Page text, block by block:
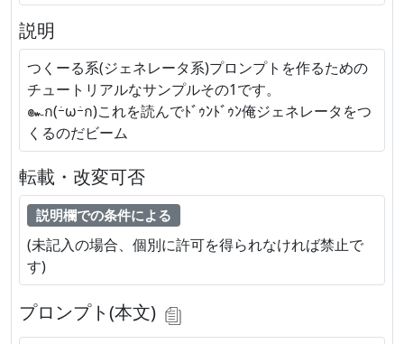
説明
つくーる系(ジェネレータ系)プロンプトを作るための
チュートリアルなサンプルその1です。
‪๛ก(ｰ̀ωｰ́ก)‬これを読んでﾄﾞｩﾝﾄﾞｩﾝ俺ジェネレータをつ
くるのだビーム
転載・改変可否
説明欄での条件による
(未記入の場合、個別に許可を得られなければ禁止で
す)
プロンプト(本文)